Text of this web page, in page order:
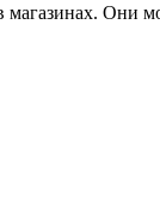
Они